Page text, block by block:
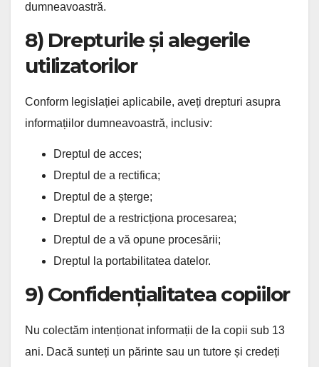
dumneavoastră.
8) Drepturile și alegerile
utilizatorilor
Conform legislației aplicabile, aveți drepturi asupra
informațiilor dumneavoastră, inclusiv:
Dreptul de acces;
Dreptul de a rectifica;
Dreptul de a șterge;
Dreptul de a restricționa procesarea;
Dreptul de a vă opune procesării;
Dreptul la portabilitatea datelor.
9) Confidențialitatea copiilor
Nu colectăm intenționat informații de la copii sub 13
ani. Dacă sunteți un părinte sau un tutore și credeți